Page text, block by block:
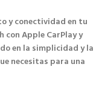
y conectividad en tu
Apple CarPlay y
en la simplicidad y la
necesitas para una